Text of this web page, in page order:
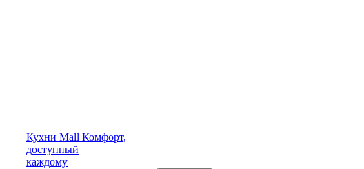
Кухни Mall Комфорт,
доступный
каждому